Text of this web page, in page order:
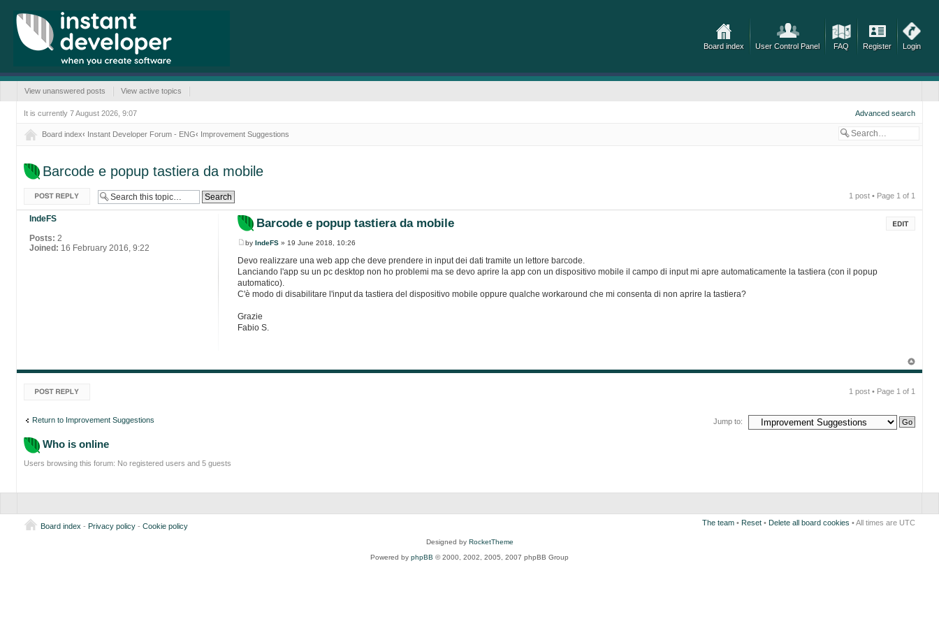
Board index User Control Panel FAQ Register Login
View unanswered posts View active topics
It is currently 7 August 2026, 9:07 Advanced search
Board index‹ Instant Developer Forum - ENG‹ Improvement Suggestions
Barcode e popup tastiera da mobile
Post a reply 1 post • Page 1 of 1
Barcode e popup tastiera da mobile
byIndeFS » 19 June 2018, 10:26
Devo realizzare una web app che deve prendere in input dei dati tramite un lettore barcode.
Lanciando l'app su un pc desktop non ho problemi ma se devo aprire la app con un dispositivo mobile il campo di input mi apre automaticamente la tastiera (con il popup
automatico).
C'è modo di disabilitare l'input da tastiera del dispositivo mobile oppure qualche workaround che mi consenta di non aprire la tastiera?
Grazie
Fabio S.
IndeFS
Posts: 2
Joined: 16 February 2016, 9:22
Post a reply 1 post • Page 1 of 1
Return to Improvement Suggestions Jump to:
Who is online
Users browsing this forum: No registered users and 5 guests
Board index - Privacy policy- Cookie policy The team • Reset • Delete all board cookies • All times are UTC
Designed by RocketTheme
Powered by phpBB © 2000, 2002, 2005, 2007 phpBB Group